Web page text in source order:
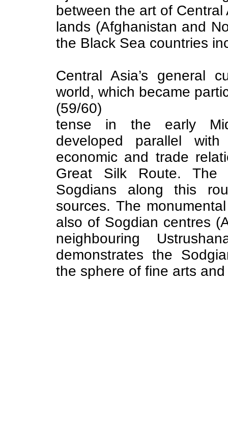
between the art of
lands (Afghanistan and
the Black Sea countries
Central Asia’s general
world, which became
(59/60)
tense in the early
developed parallel
economic and trade
Great Silk Route. The
Sogdians along this
sources. The
also of Sogdian centres
neighbouring
demonstrates the
the sphere of fine arts